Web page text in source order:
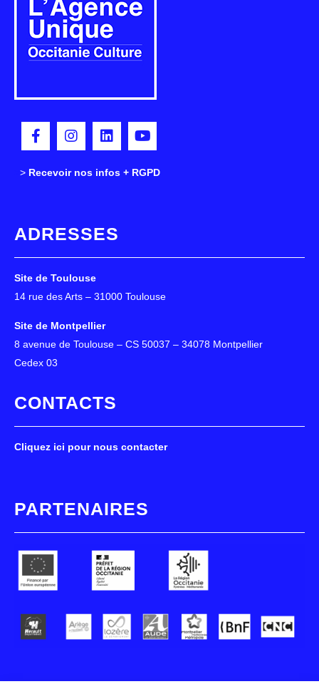
> Recevoir nos infos + RGPD
ADRESSES
Site de Toulouse
14 rue des Arts – 31000 Toulouse
Site de Montpellier
8 avenue de Toulouse – CS 50037 – 34078 Montpellier
Cedex 03
CONTACTS
Cliquez ici pour nous contacter
PARTENAIRES